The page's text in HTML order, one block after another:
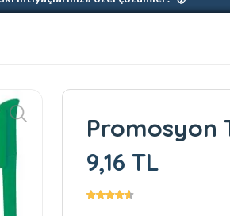
%35 indirim! 🥇
Promosyon
9,16 TL